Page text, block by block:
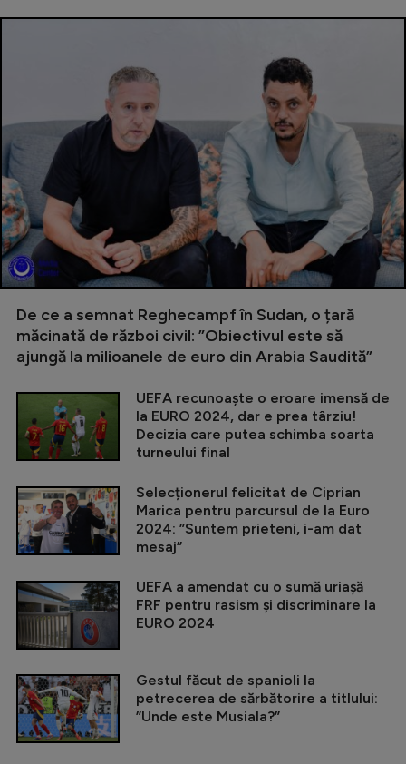
De ce a semnat Reghecampf în Sudan, o țară
măcinată de război civil: ”Obiectivul este să
ajungă la milioanele de euro din Arabia Saudită”
UEFA recunoaște o eroare imensă de
la EURO 2024, dar e prea târziu!
Decizia care putea schimba soarta
turneului final
Selecționerul felicitat de Ciprian
Marica pentru parcursul de la Euro
2024: ”Suntem prieteni, i-am dat
mesaj”
UEFA a amendat cu o sumă uriașă
FRF pentru rasism și discriminare la
EURO 2024
Gestul făcut de spanioli la
petrecerea de sărbătorire a titlului:
”Unde este Musiala?”